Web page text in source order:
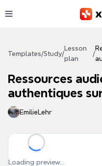
Templates/Study/
Lesson
plan
/
Ressources
authentiques
EmilieLehr
Loading preview...